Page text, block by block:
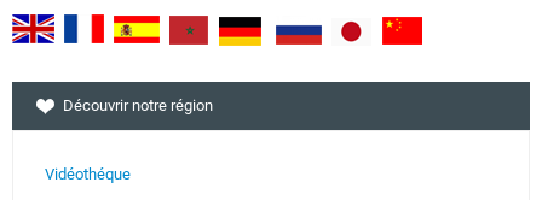
Découvrir notre région
Vidéothéque